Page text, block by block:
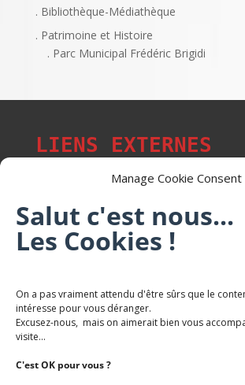
Manage Cookie Consent
Salut c'est nous...
Les Cookies !
On a pas vraiment attendu d'être sûrs que le
intéresse pour vous déranger.
Excusez-nous, mais on aimerait bien vous
visite...
C'est OK pour vous ?
. Bibliothèque-Médiathèque
. Patrimoine et Histoire
. Parc Municipal Frédéric Brigidi
LIENS EXTERNES
Les p'tits citoyens de Mont-Saint-
Trail Saintmartinois Daniel FEITE
Karaté Mont Saint Martin